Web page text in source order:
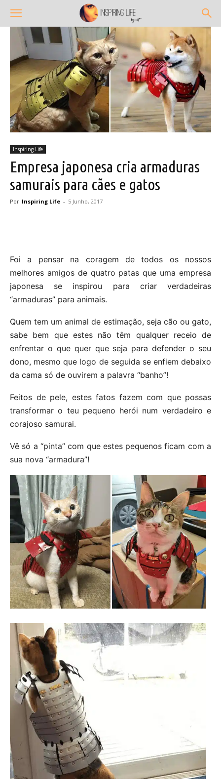
Inspiring Life
Empresa japonesa cria armaduras
samurais para cães e gatos
Por Inspiring Life - 5 Junho, 2017
Foi a pensar na coragem de todos os nossos
melhores amigos de quatro patas que uma empresa
japonesa se inspirou para criar verdadeiras
“armaduras” para animais.
Quem tem um animal de estimação, seja cão ou gato,
sabe bem que estes não têm qualquer receio de
enfrentar o que quer que seja para defender o seu
dono, mesmo que logo de seguida se enfiem debaixo
da cama só de ouvirem a palavra “banho”!
Feitos de pele, estes fatos fazem com que possas
transformar o teu pequeno herói num verdadeiro e
corajoso samurai.
Vê só a “pinta” com que estes pequenos ficam com a
sua nova “armadura”!